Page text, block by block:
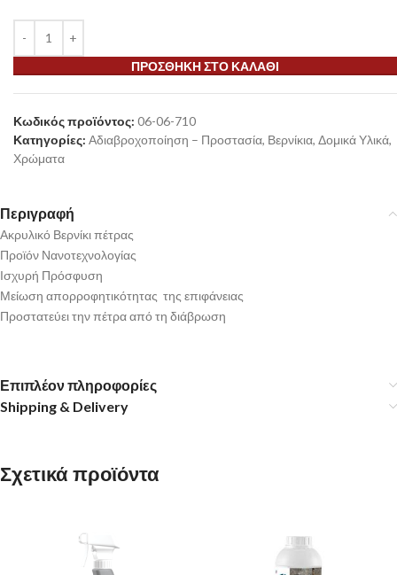
ΠΡΟΣΘΉΚΗ ΣΤΟ ΚΑΛΆΘΙ
Κωδικός προϊόντος: 06-06-710
Κατηγορίες: Αδιαβροχοποίηση – Προστασία, Βερνίκια, Δομικά Υλικά,
Χρώματα
Περιγραφή
Ακρυλικό Βερνίκι πέτρας
Προϊόν Νανοτεχνολογίας
Ισχυρή Πρόσφυση
Μείωση απορροφητικότητας της επιφάνειας
Προστατεύει την πέτρα από τη διάβρωση
Επιπλέον πληροφορίες
Shipping & Delivery
Σχετικά προϊόντα